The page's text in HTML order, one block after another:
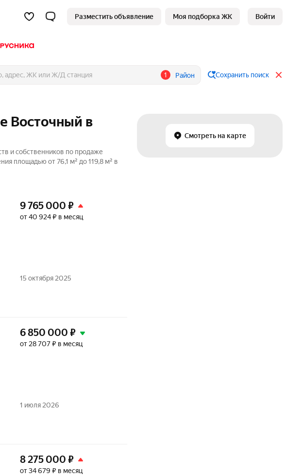
Разместить объявление Моя подборка ЖК Войти
1 Район Сохранить поиск
Смотреть на карте
Восточный в
и собственников по продаже
площадью от 76,1 м² до 119,8 м² в
9 765 000 ₽
от 40 924 ₽ в месяц
15 октября 2025
6 850 000 ₽
от 28 707 ₽ в месяц
1 июля 2026
8 275 000 ₽
от 34 679 ₽ в месяц